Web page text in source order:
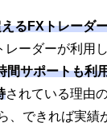
るFXトレーダ
レーダーが利用
間サポートも利
されている理由
、できれば実績